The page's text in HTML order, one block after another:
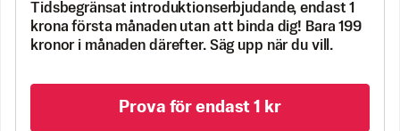
Tidsbegränsat introduktionserbjudande, endast 1
krona första månaden utan att binda dig! Bara 199
kronor i månaden därefter. Säg upp när du vill.
Prova för endast 1 kr